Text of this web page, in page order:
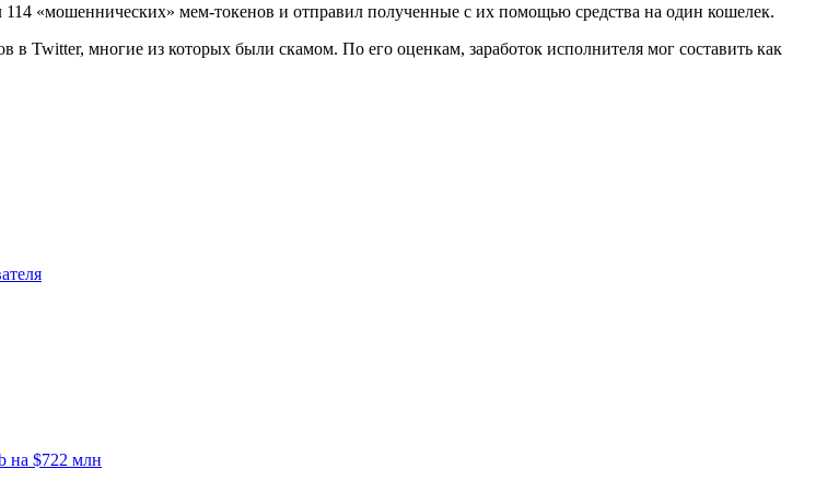
114 «мошеннических» мем-токенов и отправил полученные с их помощью средства на один кошелек.
в Twitter, многие из которых были скамом. По его оценкам, заработок исполнителя мог составить как
на $722 млн